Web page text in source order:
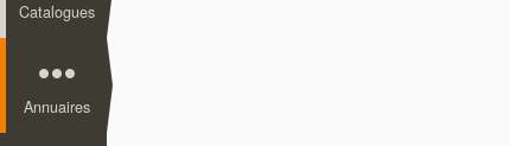
Catalogues
Annuaires